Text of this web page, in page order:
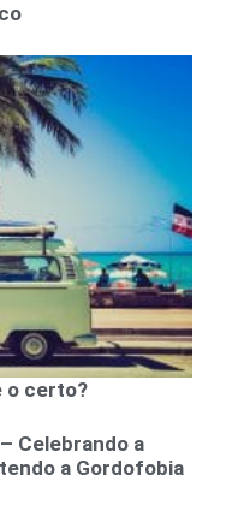
o certo?
Celebrando a
a Gordofobia